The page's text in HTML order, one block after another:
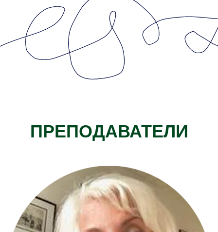
«адгезивных псевдо-объектных отношений»,
а также её экспликация работ Биона,
из которой она вывела аналитический
процесс «взятия переноса», сыграли
важную роль в уточнении понимания нашей
терапевтической работы с пациентами,
до которых «трудно достучаться».